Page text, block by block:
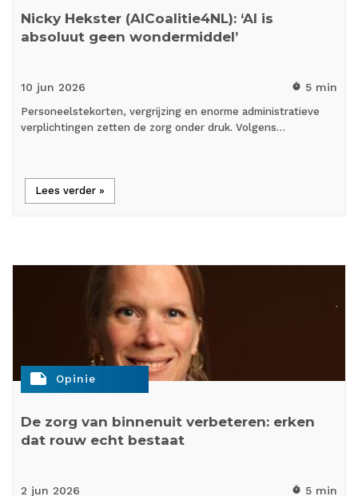
Nicky Hekster (AICoalitie4NL): ‘AI is
absoluut geen wondermiddel’
10 jun 2026 timer 5 min
Personeelstekorten, vergrijzing en enorme administratieve
verplichtingen zetten de zorg onder druk. Volgens…
Lees verder »
note Opinie
De zorg van binnenuit verbeteren: erken
dat rouw echt bestaat
2 jun 2026 timer 5 min